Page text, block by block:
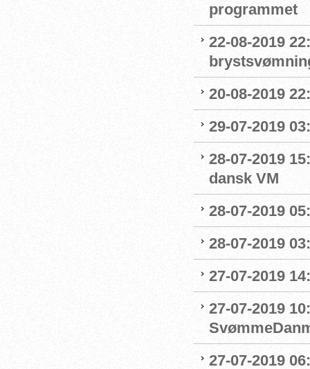
programmet
22-08-2019
20-08-2019
29-07-2019
28-07-2019
dansk VM
28-07-2019
28-07-2019
27-07-2019
27-07-2019
27-07-2019